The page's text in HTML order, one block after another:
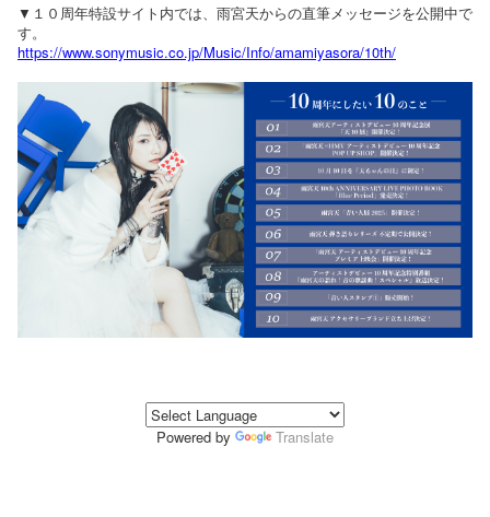
▼１０周年特設サイト内では、雨宮天からの直筆メッセージを公開中で
す。
https://www.sonymusic.co.jp/Music/Info/amamiyasora/10th/
Powered by Translate